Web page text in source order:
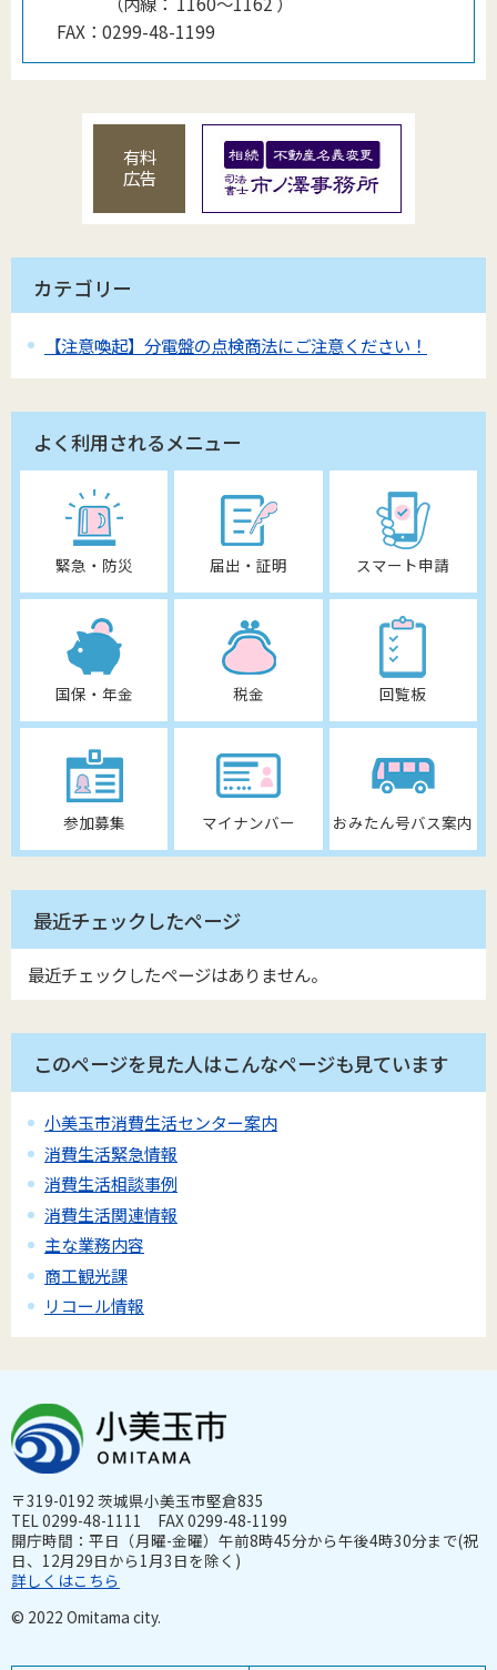
FAX： 0299-48-1199
有料
広告
カテゴリー
【注意喚起】分電盤の点検商法にご注意ください！
よく利用されるメニュー
緊急・防災 届出・証明 スマート申請
国保・年金 税金 回覧板
参加募集 マイナンバー おみたん号バス案内
最近チェックしたページ
最近チェックしたページはありません。
このページを見た人はこんなページも見ています
小美玉市消費生活センター案内
消費生活緊急情報
消費生活相談事例
消費生活関連情報
主な業務内容
商工観光課
リコール情報
〒319-0192 茨城県小美玉市堅倉835
TEL 0299-48-1111 FAX 0299-48-1199
開庁時間：平日（月曜-金曜）午前8時45分から午後4時30分まで(祝
日、12月29日から1月3日を除く)
詳しくはこちら
© 2022 Omitama city.